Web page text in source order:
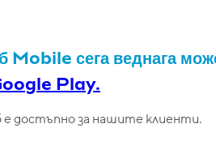
Mobile сега веднага
Play.
достъпно за нашите клиенти.